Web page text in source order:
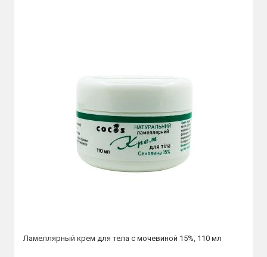
Ламеллярный крем для тела с мочевиной 15%, 110 мл